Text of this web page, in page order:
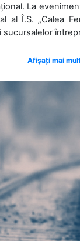
La
al Î.S. „Calea
Afișați mai